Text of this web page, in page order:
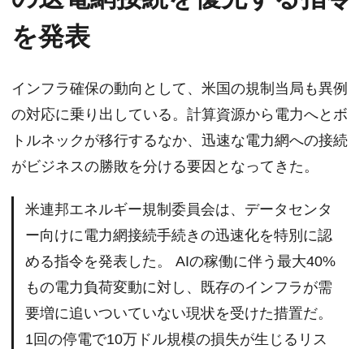
を発表
インフラ確保の動向として、米国の規制当局も異例
の対応に乗り出している。計算資源から電力へとボ
トルネックが移行するなか、迅速な電力網への接続
がビジネスの勝敗を分ける要因となってきた。
米連邦エネルギー規制委員会は、データセンタ
ー向けに電力網接続手続きの迅速化を特別に認
める指令を発表した。 AIの稼働に伴う最大40%
もの電力負荷変動に対し、既存のインフラが需
要増に追いついていない現状を受けた措置だ。
1回の停電で10万ドル規模の損失が生じるリス